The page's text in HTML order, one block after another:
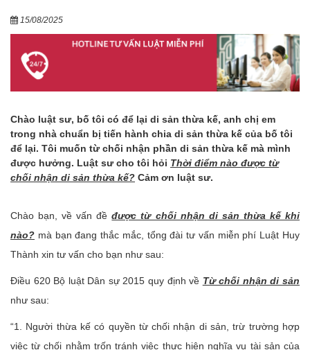
15/08/2025
Chào luật sư, bố tôi có để lại di sản thừa kế, anh chị em
trong nhà chuẩn bị tiến hành chia di sản thừa kế của bố tôi
để lại. Tôi muốn từ chối nhận phần di sản thừa kế mà mình
được hưởng. Luật sư cho tôi hỏi Thời điểm nào được từ
chối nhận di sản thừa kế? Cảm ơn luật sư.
Chào bạn, về vấn đềđược từ chối nhận di sản thừa kế khi
nào? mà bạn đang thắc mắc, tổng đài tư vấn miễn phí Luật Huy
Thành xin tư vấn cho bạn như sau:
Điều 620 Bộ luật Dân sự 2015 quy định về Từ chối nhận di sản
như sau:
“1. Người thừa kế có quyền từ chối nhận di sản, trừ trường hợp
việc từ chối nhằm trốn tránh việc thực hiện nghĩa vụ tài sản của